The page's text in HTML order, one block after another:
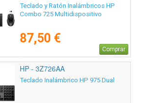
Teclado y Ratón Inalámbricos HP
Combo 725 Multidispositivo
87,50 €
Comprar
HP - 3Z726AA
Teclado Inalámbrico HP 975 Dual